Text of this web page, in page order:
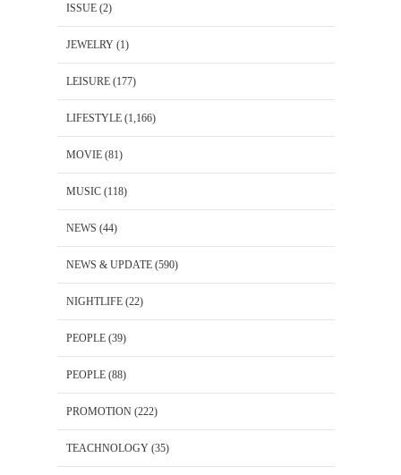
ISSUE (2)
JEWELRY (1)
LEISURE (177)
LIFESTYLE (1,166)
MOVIE (81)
MUSIC (118)
NEWS (44)
NEWS & UPDATE (590)
NIGHTLIFE (22)
PEOPLE (39)
PEOPLE (88)
PROMOTION (222)
TEACHNOLOGY (35)